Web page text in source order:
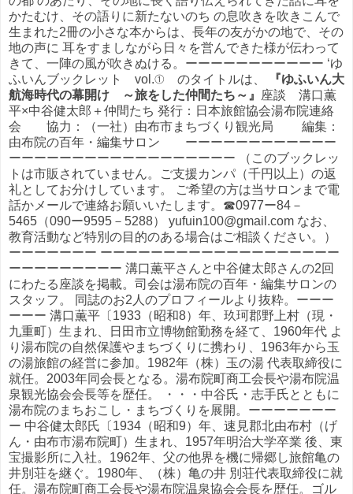
かたむけ、その語りに新たないのち の息吹きを吹きこんで
生まれた2冊の小さな本からは、長年の友がかの地で、その
地の声に 耳をすましながら日々を営んできた様が伝わって
きて、一陣の風が吹きぬける。ーーーーーーーーーーー ‘ゆ
ふいんブックレット vol.① のタイトルは、
『ゆふいん大
航海時代の幕開け ～旅をした仲間たち～』
座談 溝口薫
平×中谷健太郎＋仲間たち 発行：日本旅館協会湯布院連絡
会 協力：（一社）由布市まちづくり観光局 編集：
由布院の百年・編集サロン ーーーーーーーーーーーー
ーーーーーーーーーーーーーーーーーー （このブックレッ
トは市販されていません。ご支援カンパ（千円以上）の返
礼としてお分けしています。 ご希望の方は当サロンまで電
話かメールで連絡お願いいたします。☎0977ー84－
5465（090ー9595－5288） yufuin100@gmail.com なお、
教育活動など特別の目的のある場合はご相談ください。）
ーーーーーーー ーーーーーーーーーーーーーーーーーーー
ーーーーーーーーー 溝口薫平さんと中谷健太郎さんの2回
にわたる座談を掲載。司会は湯布院の百年・編集サロンの
スタッフ。 同誌のお2人のプロフィールより抜粋。ーーー
ーーー 溝口薫平〔1933（昭和8）年、玖珂郡野上村（現・
九重町）生まれ、日田市立博物館勤務を経て、1960年代 よ
り湯布院の自然保護やまちづくりに携わり、1963年から玉
の湯旅館の経営に参加。1982年（株）玉の湯 代表取締役に
就任。2003年同会長となる。湯布院町商工会長や湯布院温
泉観光協会会長等を歴任。 ・・・中谷氏・志手氏とともに
湯布院のまちおこし・まちづくりを展開。ーーーーーーー
ー 中谷健太郎氏〔1934（昭和9）年、速見郡北由布村（げ
ん・由布市湯布院町）生まれ、1957年明治大学卒業 後、東
宝撮影所に入社。1962年、父の他界を機に帰郷し旅館亀の
井別荘を継ぐ。1980年、（株）亀の井 別荘代表取締役に就
任。湯布院町商工会長や湯布院温泉協会会長を歴任。ゴル